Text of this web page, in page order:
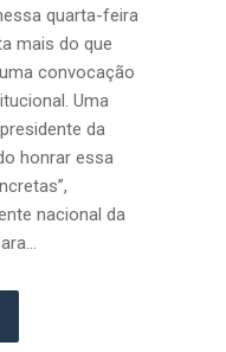
quarta-feira
mais do que
convocação
Uma
da
honrar essa
nacional da